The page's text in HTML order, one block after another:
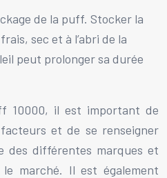
de la puff. Stocker la
sec et à l’abri de la
peut prolonger sa durée
10000, il est important de
et de se renseigner
des différentes marques et
le marché. Il est également